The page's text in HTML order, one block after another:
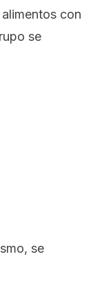
con
se
se